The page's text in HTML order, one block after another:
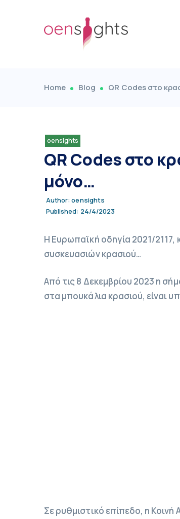
Home Blog QR Codes στο
oensights
QR Codes στο
μόνο…
Author: oensights
Published: 24/4/2023
Η Ευρωπαϊκή οδηγία 2021/
συσκευασιών κρασιού…
Από τις 8 Δεκεμβρίου 2023 η
στα μπουκάλια κρασιού, είναι
Σε ρυθμιστικό επίπεδο, η Κοινή